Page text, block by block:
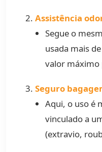
Assistência
Segue o
usada mais
valor máximo
Seguro
Aqui, o uso é
vinculado a
(extravio,